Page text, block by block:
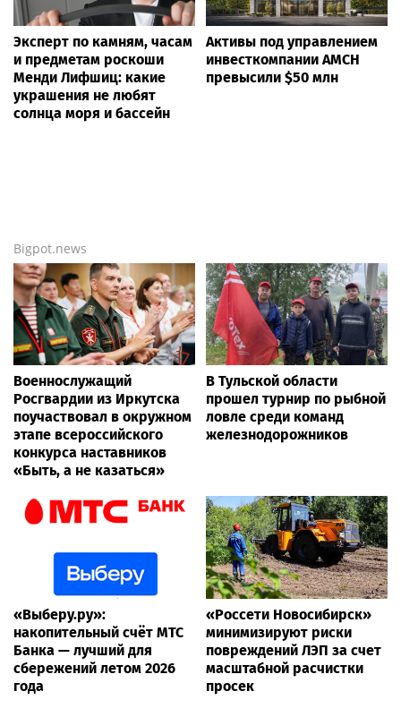
Эксперт по камням, часам
и предметам роскоши
Менди Лифшиц: какие
украшения не любят
солнца моря и бассейн
Активы под управлением
инвесткомпании AMCH
превысили $50 млн
Bigpot.news
Военнослужащий
Росгвардии из Иркутска
поучаствовал в окружном
этапе всероссийского
конкурса наставников
«Быть, а не казаться»
В Тульской области
прошел турнир по рыбной
ловле среди команд
железнодорожников
«Выберу.ру»:
накопительный счёт МТС
Банка — лучший для
сбережений летом 2026
года
«Россети Новосибирск»
минимизируют риски
повреждений ЛЭП за счет
масштабной расчистки
просек